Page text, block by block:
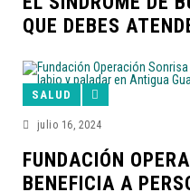
QUE DEBES
SALUD
julio 16, 2024
FUNDACIÓN
BENEFICIA A